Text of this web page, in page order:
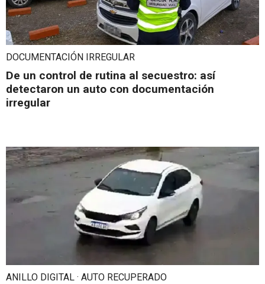
DOCUMENTACIÓN IRREGULAR
De un control de rutina al secuestro: así
detectaron un auto con documentación
irregular
ANILLO DIGITAL · AUTO RECUPERADO